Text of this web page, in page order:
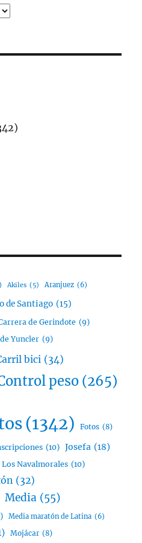
Akiles (5) Aranjuez (6)
de Santiago (15)
de Gerindote (9)
Yuncler (9)
bici (34)
peso (265)
(1342) Fotos (8)
(10) Josefa (18)
Los Navalmorales (10)
(32)
Media (55)
Media maratón de Latina (6)
Mojácar (8)